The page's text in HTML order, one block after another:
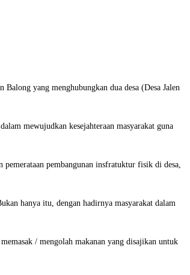
yang menghubungkan dua desa (Desa Jalen
mewujudkan kesejahteraan masyarakat guna
pemerataan pembangunan insfratuktur fisik di desa,
hanya itu, dengan hadirnya masyarakat dalam
/ mengolah makanan yang disajikan untuk